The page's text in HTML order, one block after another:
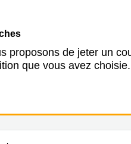
proposons de jeter un
que vous avez choisie.